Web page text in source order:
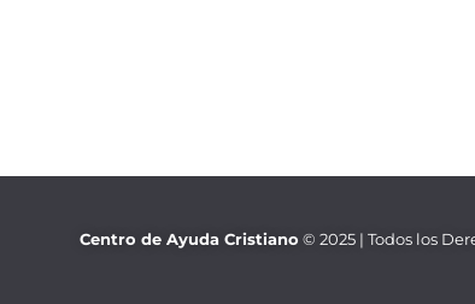
Centro de Ayuda Cristiano © 2025 | Todos los